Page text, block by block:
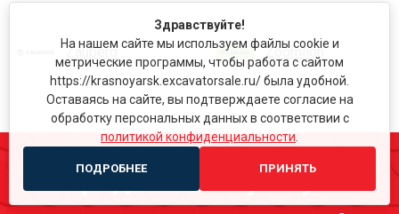
Zauberg Zoomlion
Продайте ненужную
Здравствуйте!
На нашем сайте мы используем файлы cookie и
метрические программы, чтобы работа с сайтом
https://krasnoyarsk.excavatorsale.ru/ была удобной.
Оставаясь на сайте, вы подтверждаете согласие на
обработку персональных данных в соответствии с
политикой конфиденциальности
ПОДРОБНЕЕ ПРИНЯТЬ